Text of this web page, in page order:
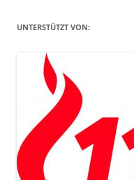
UNTERSTÜTZT VON: